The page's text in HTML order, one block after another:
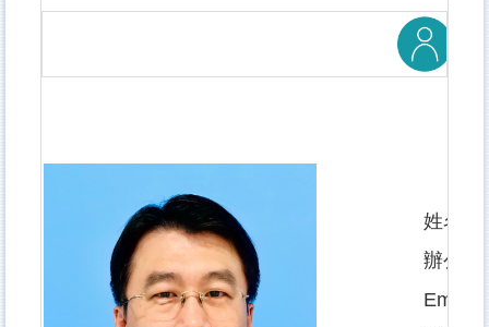
姓名：
辦公室
Email